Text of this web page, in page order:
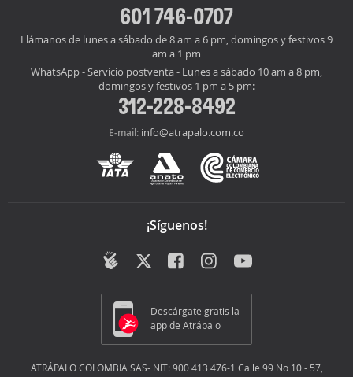
601 746-0707
Llámanos de lunes a sábado de 8 am a 6 pm, domingos y festivos 9
am a 1 pm
WhatsApp - Servicio postventa - Lunes a sábado 10 am a 8 pm,
domingos y festivos 1 pm a 5 pm:
312-228-8492
E-mail: info@atrapalo.com.co
¡Síguenos!
Descárgate gratis la
app de Atrápalo
ATRÁPALO COLOMBIA SAS- NIT: 900 413 476-1 Calle 99 No 10 - 57,